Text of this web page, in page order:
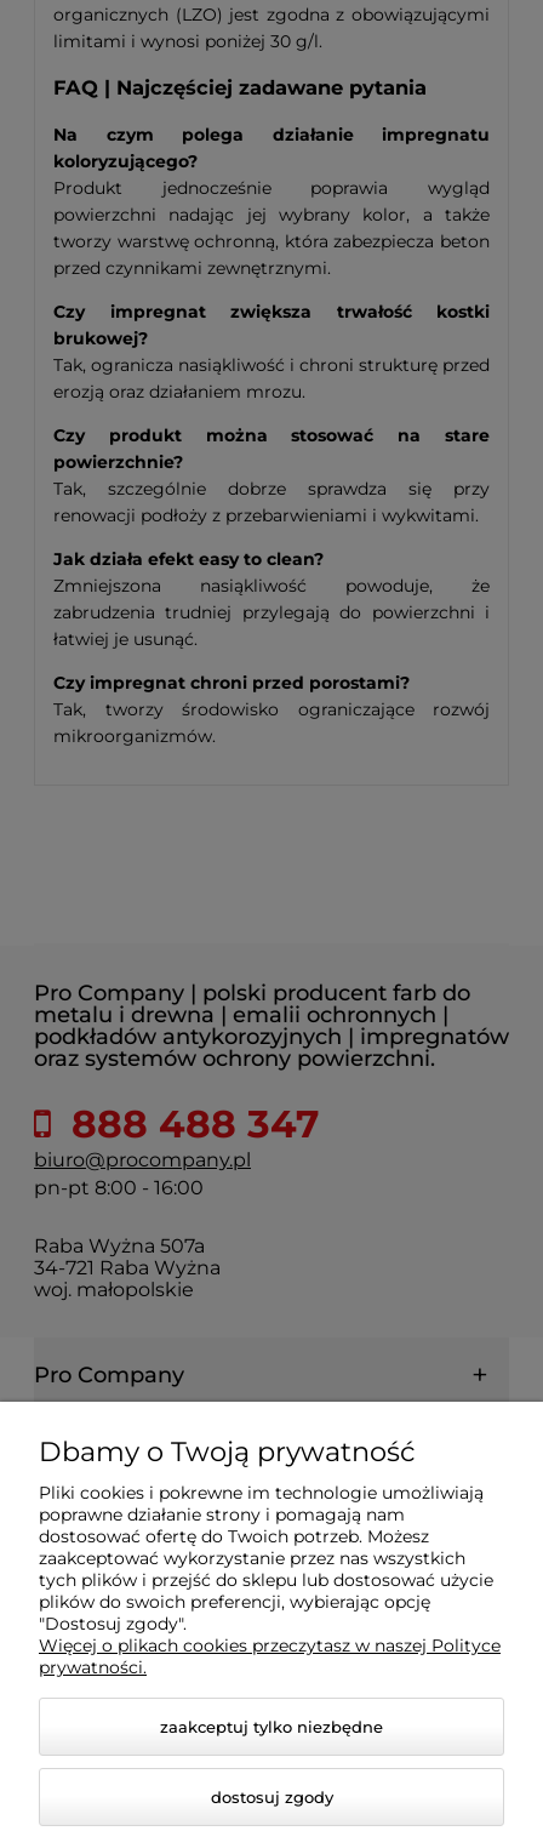
organicznych (LZO) jest zgodna z obowiązującymi
limitami i wynosi poniżej 30 g/l.
FAQ | Najczęściej zadawane pytania
Na czym polega działanie impregnatu
koloryzującego?
Produkt jednocześnie poprawia wygląd
powierzchni nadając jej wybrany kolor, a także
tworzy warstwę ochronną, która zabezpiecza beton
przed czynnikami zewnętrznymi.
Czy impregnat zwiększa trwałość kostki
brukowej?
Tak, ogranicza nasiąkliwość i chroni strukturę przed
erozją oraz działaniem mrozu.
Czy produkt można stosować na stare
powierzchnie?
Tak, szczególnie dobrze sprawdza się przy
renowacji podłoży z przebarwieniami i wykwitami.
Jak działa efekt easy to clean?
Zmniejszona nasiąkliwość powoduje, że
zabrudzenia trudniej przylegają do powierzchni i
łatwiej je usunąć.
Czy impregnat chroni przed porostami?
Tak, tworzy środowisko ograniczające rozwój
mikroorganizmów.
Pro Company | polski producent farb do
metalu i drewna | emalii ochronnych |
podkładów antykorozyjnych | impregnatów
oraz systemów ochrony powierzchni.
888 488 347
biuro@procompany.pl
pn-pt 8:00 - 16:00
Raba Wyżna 507a
34-721 Raba Wyżna
woj. małopolskie
Pro Company
Farby | Lakiery | Emalie
Ochrona drewna | metalu | betonu
Informacje prawne
Dokumenty
Dbamy o Twoją prywatność
Pliki cookies i pokrewne im technologie umożliwiają
poprawne działanie strony i pomagają nam
dostosować ofertę do Twoich potrzeb. Możesz
zaakceptować wykorzystanie przez nas wszystkich
tych plików i przejść do sklepu lub dostosować użycie
plików do swoich preferencji, wybierając opcję
"Dostosuj zgody".
Więcej o plikach cookies przeczytasz w naszej Polityce
prywatności.
zaakceptuj tylko niezbędne
dostosuj zgody